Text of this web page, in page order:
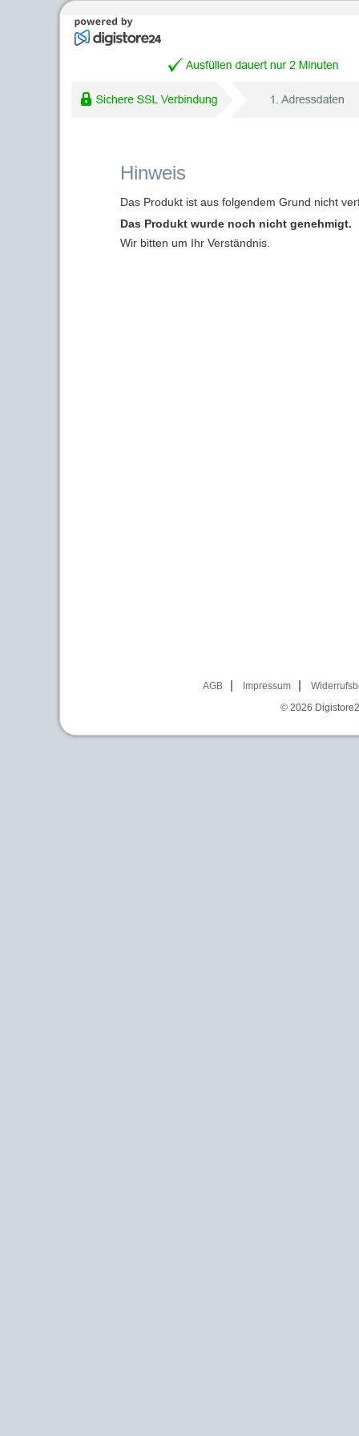
Hinweis
Das Produkt ist aus folgendem Grund nicht
Das Produkt wurde noch nicht genehmigt.
Wir bitten um Ihr Verständnis.
AGB Impressum
© 2026